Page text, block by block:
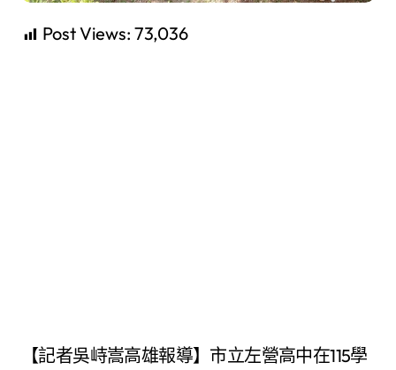
Post Views: 73,036
【記者吳峙嵩高雄報導】市立左營高中在115學